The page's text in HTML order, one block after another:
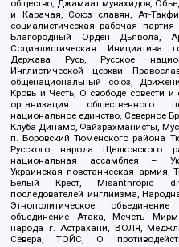
общество, Джамаат мувахидов,
и Карачая, Союз славян, Ат-
социалистическая рабочая
Благородный Орден Дьявола,
Социалистическая Инициатива
Держава Русь, Русское
Инглистической церкви
общенациональный союз,
Кровь и Честь, О свободе совести
организация общественного
национальное единство, Северное
Клуба Динамо, Файзрахманисты,
п. Боровский Тюменского района
Русского народа Щелковского
национальная ассамблея –
Украинская повстанческая армия,
Белый Крест, Misanthropic
последователей инглиизма,
Этнополитическое
объединение Атака, Мечеть
народа г. Астрахани, ВОЛЯ,
Севера, ТОЙС, О